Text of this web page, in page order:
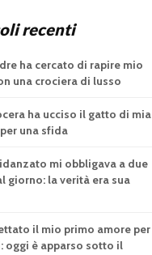
recenti
ha cercato di rapire mio
una crociera di lusso
ha ucciso il gatto di mia
una sfida
mi obbligava a due
giorno: la verità era sua
il mio primo amore per
oggi è apparso sotto il